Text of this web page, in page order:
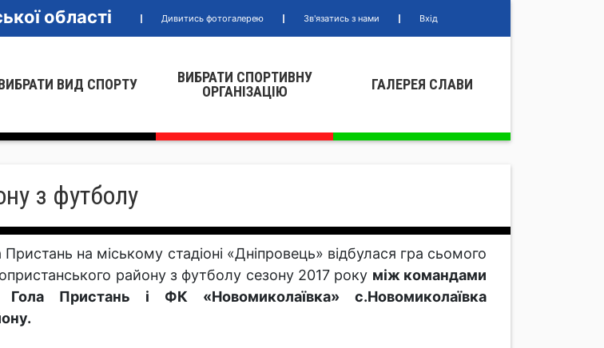
області Дивитись фотогалерею Зв'язатись з нами Вхід
ВИД СПОРТУ
ВИБРАТИ СПОРТИВНУ
ОРГАНIЗАЦIЮ
ГАЛЕРЕЯ СЛАВИ
з футболу
на міському стадіоні «Дніпровець» відбулася гра сьомого
району з футболу сезону 2017 року між командами
Пристань і ФК «Новомиколаївка» с.Новомиколаївка